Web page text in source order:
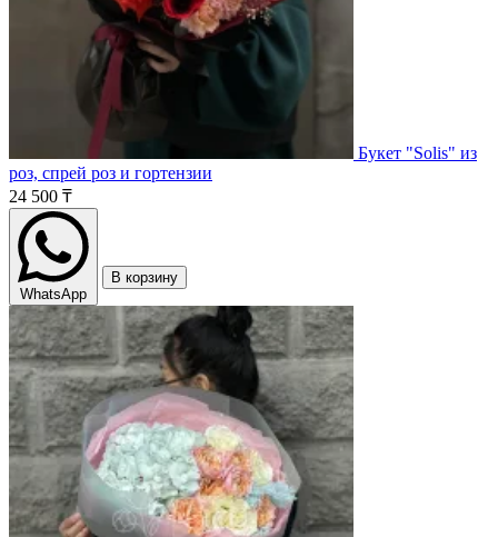
Букет "Solis" из
роз, спрей роз и гортензии
24 500 ₸
WhatsApp
В корзину